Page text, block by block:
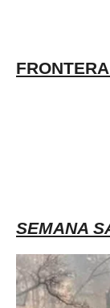
SEMANA